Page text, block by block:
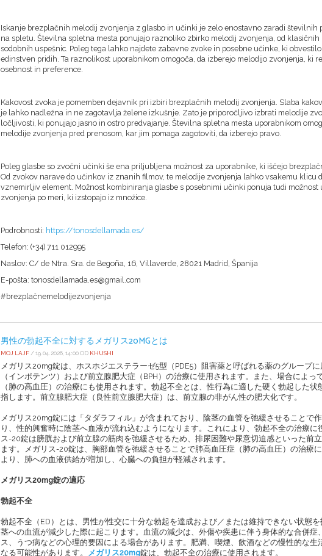
Iskanje brezplačnih melodij zvonjenja z glasbo in učinki je zelo enostavno zaradi številnih
na spletu. Številna spletna mesta ponujajo raznoliko zbirko melodij zvonjenja, od klasičnih
sodobnih uspešnic. Poleg tega lahko najdete zabavne zvoke in posebne učinke, ki
edinstven pridih. Ta raznolikost uporabnikom omogoča, da izberejo melodijo zvonjenja, ki
osebnost in preference.
Kakovost zvoka je pomemben dejavnik pri izbiri brezplačnih melodij zvonjenja. Slaba
je lahko nadležna in ne zagotavlja želene izkušnje. Zato je priporočljivo izbrati melodije
ločljivosti, ki ponujajo jasno in ostro predvajanje. Številna spletna mesta uporabnikom
melodije zvonjenja pred prenosom, kar jim pomaga zagotoviti, da izberejo pravo.
Poleg glasbe so zvočni učinki še ena priljubljena možnost za uporabnike, ki iščejo
Od zvokov narave do učinkov iz znanih filmov, te melodije zvonjenja lahko vsakemu klicu
vznemirljiv element. Možnost kombiniranja glasbe s posebnimi učinki ponuja tudi možnost
zvonjenja po meri, ki izstopajo iz množice.
Podrobnosti: https://tonosdellamada.es/
Telefon: (+34) 711 012995
Naslov: C/ de Ntra. Sra. de Begoña, 16, Villaverde, 28021 Madrid, Španija
E-pošta: tonosdellamada.es@gmail.com
#brezplačnemelodijezvonjenja
男性の勃起不全に対するメガリス20MGとは
MOJ LAJF / 19.04.2026, 14:00 OD KHUSHI
メガリス20mg錠は、ホスホジエステラーゼ5型（PDE5）阻害薬と呼ばれる薬のグループ
（インポテンツ）および前立腺肥大症（BPH）の治療に使用されます。また、場合によっ
（肺の高血圧）の治療にも使用されます。勃起不全とは、性行為に適した硬く勃起した状
指します。前立腺肥大症（良性前立腺肥大症）は、前立腺の非がん性の肥大化です。
メガリス20mg錠には「タダラフィル」が含まれており、陰茎の血管を弛緩させることで
り、性的興奮時に陰茎へ血液が流れ込むようになります。これにより、勃起不全の治療に
ス-20錠は膀胱および前立腺の筋肉を弛緩させるため、排尿困難や尿意切迫感といった前
ます。メガリス-20錠は、胸部血管を弛緩させることで肺高血圧症（肺の高血圧）の治療
より、肺への血液供給が増加し、心臓への負担が軽減されます。
メガリス20mg錠の適応
勃起不全
勃起不全（ED）とは、男性が性交に十分な勃起を達成および／または維持できない状態
茎への血流が減少した際に起こります。血流の減少は、外傷や疾患に伴う身体的な合併症
ス、うつ病などの心理的要因による場合があります。肥満、喫煙、飲酒などの慢性的な生
なる可能性があります。
メガリス20mg錠は、勃起不全の治療に使用されます。